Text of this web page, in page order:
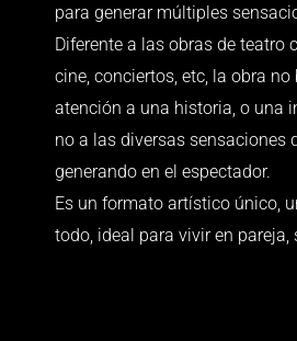
para generar múltiples
Diferente a las obras de teatro
cine, conciertos, etc, la obra
atención a una historia, o una
no a las diversas sensaciones
generando en el espectador.
Es un formato artístico único,
todo, ideal para vivir en pareja,